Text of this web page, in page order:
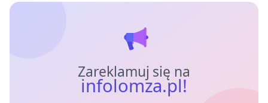
Zareklamuj się na
infolomza.pl!